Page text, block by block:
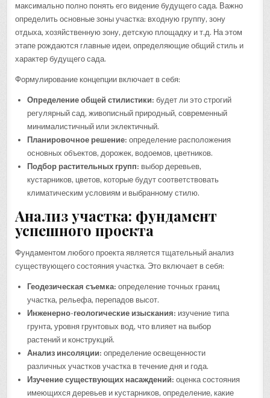
максимально полно понять его видение будущего сада. Важно
определить основные зоны участка: входную группу, зону
отдыха, хозяйственную зону, детскую площадку и т.д. На этом
этапе рождаются главные идеи, определяющие общий стиль и
характер будущего сада.
Формулирование концепции включает в себя:
Определение общей стилистики: будет ли это строгий
регулярный сад, живописный природный, современный
минималистичный или эклектичный.
Планировочное решение: определение расположения
основных объектов, дорожек, водоемов, цветников.
Подбор растительных групп: выбор деревьев,
кустарников, цветов, которые будут соответствовать
климатическим условиям и выбранному стилю.
Анализ участка: фундамент
успешного проекта
Фундаментом любого проекта является тщательный анализ
существующего состояния участка. Это включает в себя:
Геодезическая съемка: определение точных границ
участка, рельефа, перепадов высот.
Инженерно-геологические изыскания: изучение типа
грунта, уровня грунтовых вод, что влияет на выбор
растений и конструкций.
Анализ инсоляции: определение освещенности
различных участков участка в течение дня и года.
Изучение существующих насаждений: оценка состояния
имеющихся деревьев и кустарников, определение, какие